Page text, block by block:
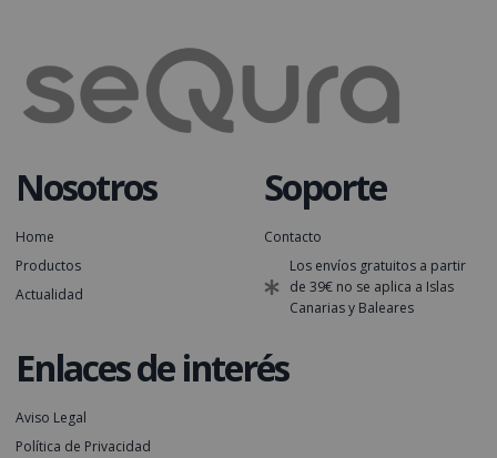
Nosotros
Home
Productos
Actualidad
Soporte
Contacto
Los envíos gratuitos a partir
de 39€ no se aplica a Islas
Canarias y Baleares
Enlaces de interés
Aviso Legal
Política de Privacidad